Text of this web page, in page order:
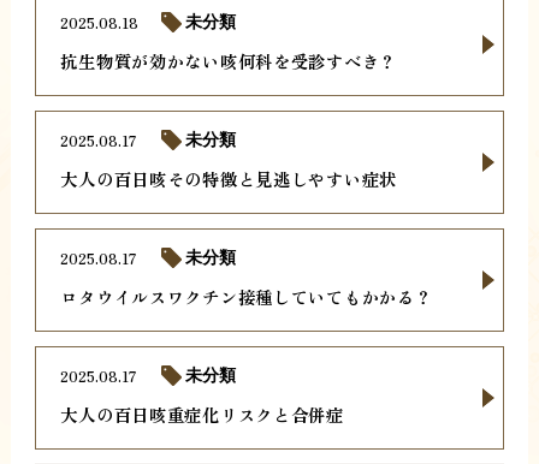
抗生物質が効かない咳何科を受診すべき？
2025.08.18 未分類
大人の百日咳その特徴と見逃しやすい症状
2025.08.17 未分類
ロタウイルスワクチン接種していてもかかる？
2025.08.17 未分類
大人の百日咳重症化リスクと合併症
2025.08.17 未分類